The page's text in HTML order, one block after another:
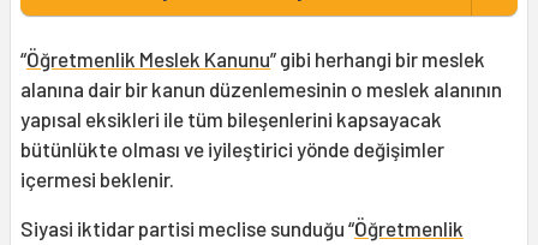
“Öğretmenlik Meslek Kanunu” gibi herhangi bir meslek
alanına dair bir kanun düzenlemesinin o meslek alanının
yapısal eksikleri ile tüm bileşenlerini kapsayacak
bütünlükte olması ve iyileştirici yönde değişimler
içermesi beklenir.
Siyasi iktidar partisi meclise sunduğu “Öğretmenlik